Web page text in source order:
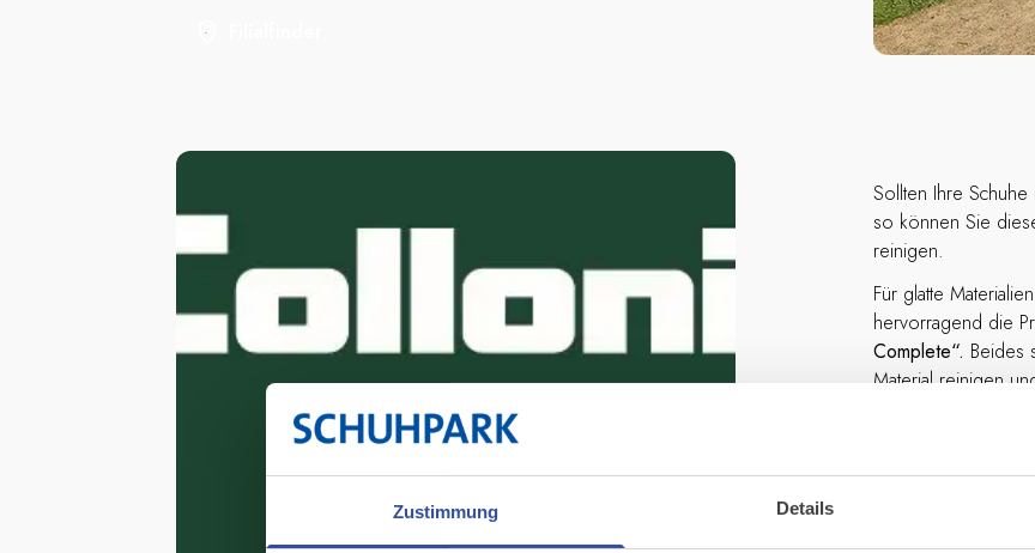
Zustimmung Details
Sollten Ihre
so können Sie
reinigen.
Für glatte
hervorragend die
Complete“. Beides
Material reinigen
ist somit vor dem
Nach dem
Hierfür eignet sich
schützt das
atmungsaktiv